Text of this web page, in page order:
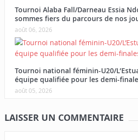
Tournoi Alaba Fall/Darneau Essia
sommes fiers du parcours de nos
août 06, 2026
Tournoi national féminin-U20/
équipe qualifiée pour les demi-
août 05, 2026
LAISSER UN COMMENTAIRE